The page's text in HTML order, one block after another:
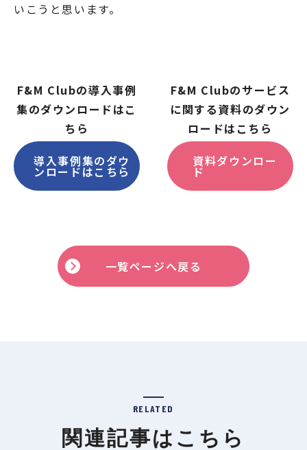
いこうと思います。
F&M Clubの導入事例
集のダウンロードはこ
ちら
導入事例集のダウ
ンロードはこちら
F&M Clubのサービス
に関する資料のダウン
ロードはこちら
資料ダウンロー
ド
一覧ページへ戻る
RELATED
関連記事はこちら